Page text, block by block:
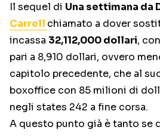
Il sequel di Una settimana da
Carrell chiamato a dover
incassa 32,112,000 dollari,
pari a 8,910 dollari, ovvero
capitolo precedente, che al
boxoffice con 85 milioni di
negli states 242 a fine corsa.
A questo punto già è tanto se